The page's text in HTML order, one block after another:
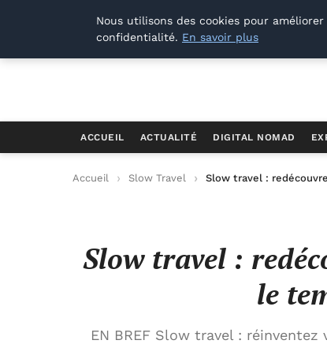
Offways.fr
ACCUEIL ACTUALITÉ DIGITAL NOMAD
Accueil Slow Travel Slow travel :
Slow travel :
le
EN BREF Slow travel :
Nous utilisons des cookies pour
confidentialité. En savoir plus